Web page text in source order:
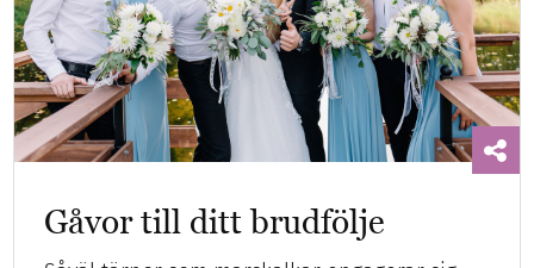
Gåvor till ditt brudfölje